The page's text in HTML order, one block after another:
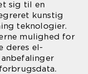
sig til en
kunstig
teknologier.
mulighed for
deres el-